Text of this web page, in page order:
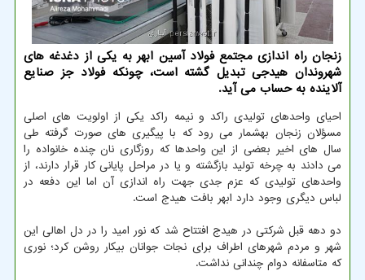
زنجان راه اندازی مجتمع فولاد آسین ابهر به یكی از دغدغه های
شهروندان هیدجی تبدیل گشته است، چونكه فولاد جز صنایع
آلاینده به حساب می آید.
احیای واحدهای تولیدی راکد و نیمه راکد یکی از اولویت های اصلی
مسؤلان زنجان بهشمار می رود که با پیگیری های صورت گرفته طی
سال های اخیر بعضی از این واحدها که روزگاری نان چنده خانواده را
می دادند به چرخه تولید بازگشته و یا در مراحل پایانی کار قرار دارند، از
واحدهای تولیدی که عزم جدی جهت راه اندازی آن اما این دفعه در
لباس دیگری وجود دارد ابهر بافت هیدج است.
دو دهه قبل شرکتی در هیدج افتتاح شد که نور امید را در دل اهالی این
شهر و مردم شهرهای اطراف برای نجات جوانان بیکار روشن کرد؛ نوری
که متاسفانه دوام چندانی نداشت.